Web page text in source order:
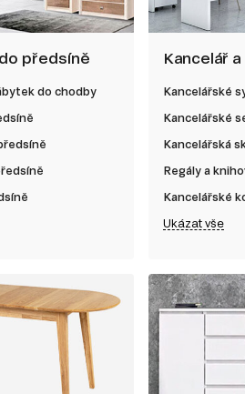
předsíně
do chodby
Kancelář
Kancelářské
Kancelářské
Kancelářská
Regály a
Kancelářské
Ukázat vše